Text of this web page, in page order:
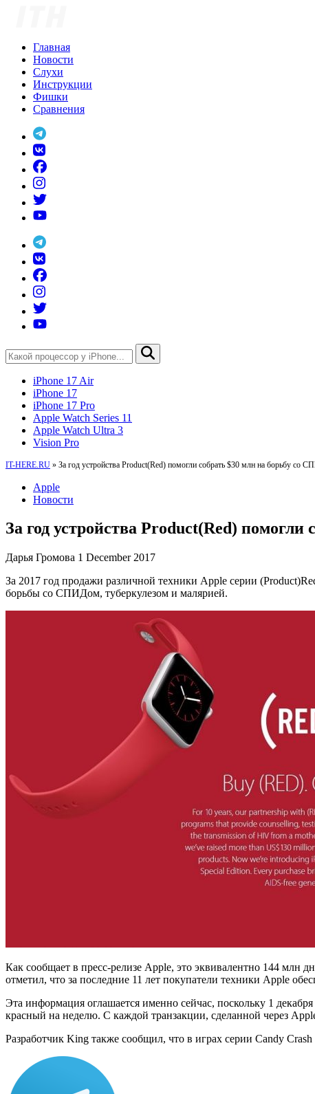
Главная
Новости
Слухи
Инструкции
Фишки
Сравнения
iPhone 17 Air
iPhone 17
iPhone 17 Pro
Apple Watch Series 11
Apple Watch Ultra 3
Vision Pro
IT-HERE.RU » За год устройства Product(Red) помогли собрать $30 млн на борьбу со
Apple
Новости
За год устройства Product(Red)
Дарья Громова 1 December 2017
За 2017 год продажи различной техники Apple серии
борьбы со СПИДом, туберкулезом и малярией.
Как сообщает в пресс-релизе Apple, это эквивалентно 144 млн
отметил, что за последние 11 лет покупатели техники Apple
Эта информация оглашается именно сейчас, поскольку 1
красный на неделю. С каждой транзакции, сделанной через
Разработчик King также сообщил, что в играх серии Candy